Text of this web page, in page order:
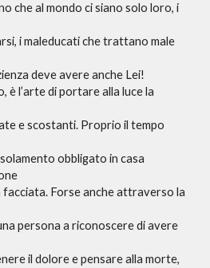
che al mondo ci siano solo loro, i
i maleducati che trattano male
deve avere anche Lei!
è l’arte di portare alla luce la
e scostanti. Proprio il tempo
obbligato in casa
Forse anche attraverso la
persona a riconoscere di avere
il dolore e pensare alla morte,